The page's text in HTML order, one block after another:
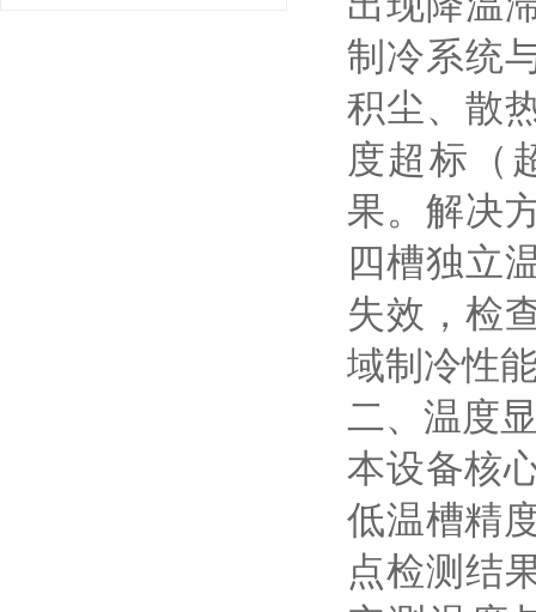
制冷系统
积尘、散
度超标
果。解决
四槽独立
失效，检
域制冷性
二、温度
本设备核
低温槽精
点检测结